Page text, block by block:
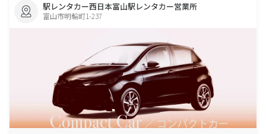
駅レンタカー西日本富山駅レンタカー営業所
富山市明輪町1-237